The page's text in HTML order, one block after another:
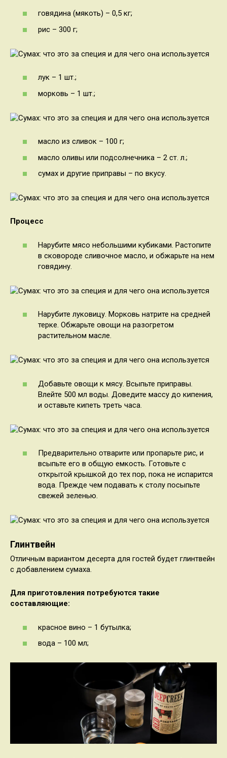
говядина (мякоть) – 0,5 кг;
рис – 300 г;
лук – 1 шт.;
морковь – 1 шт.;
масло из сливок – 100 г;
масло оливы или подсолнечника – 2 ст. л.;
сумах и другие приправы – по вкусу.
Процесс
Нарубите мясо небольшими кубиками. Растопите
в сковороде сливочное масло, и обжарьте на нем
говядину.
Нарубите луковицу. Морковь натрите на средней
терке. Обжарьте овощи на разогретом
растительном масле.
Добавьте овощи к мясу. Всыпьте приправы.
Влейте 500 мл воды. Доведите массу до кипения,
и оставьте кипеть треть часа.
Предварительно отварите или пропарьте рис, и
всыпьте его в общую емкость. Готовьте с
открытой крышкой до тех пор, пока не испарится
вода. Прежде чем подавать к столу посыпьте
свежей зеленью.
Глинтвейн
Отличным вариантом десерта для гостей будет глинтвейн
с добавлением сумаха.
Для приготовления потребуются такие
составляющие:
красное вино – 1 бутылка;
вода – 100 мл;